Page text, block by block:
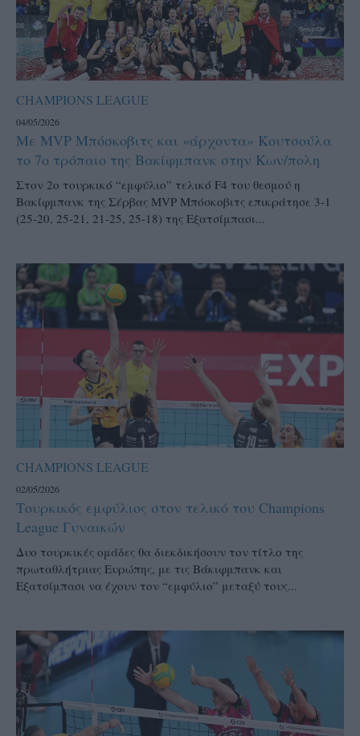
CHAMPIONS LEAGUE
04/05/2026
Με MVP Μπόσκοβιτς και «άρχοντα» Κουτσούλα
το 7ο τρόπαιο της Βακίφμπανκ στην Κων/πολη
Στον 2ο τουρκικό “εμφύλιο” τελικό F4 του θεσμού η
Βακίφμπανκ της Σέρβας MVP Μπόσκοβιτς επικράτησε 3-1
(25-20, 25-21, 21-25, 25-18) της Εξατσίμπασι...
CHAMPIONS LEAGUE
02/05/2026
Τουρκικός εμφύλιος στον τελικό του Champions
League Γυναικών
Δυο τουρκικές ομάδες θα διεκδικήσουν τον τίτλο της
πρωταθλήτριας Ευρώπης, με τις Βάκιφμπανκ και
Εξατσίμπασι να έχουν τον “εμφύλιο” μεταξύ τους...